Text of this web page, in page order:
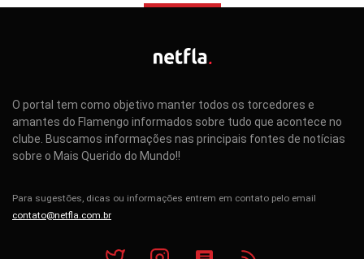
O portal tem como objetivo manter todos os torcedores e
amantes do Flamengo informados sobre tudo que acontece no
clube. Buscamos informações nas principais fontes de notícias
sobre o Mais Querido do Mundo!!
Para sugestões, dicas ou informações entrem em contato pelo email
contato@netfla.com.br